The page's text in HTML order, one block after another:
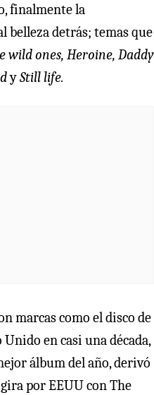
finalmente la
belleza detrás; temas que
wild ones, Heroine, Daddy
yStill life.
marcas como el disco de
en casi una década,
álbum del año, derivó
por EEUU con The